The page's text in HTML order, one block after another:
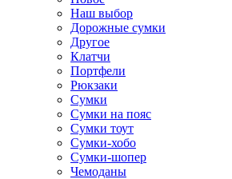
Наш выбор
Дорожные сумки
Другое
Клатчи
Портфели
Рюкзаки
Сумки
Сумки на пояс
Сумки тоут
Сумки-хобо
Сумки-шопер
Чемоданы